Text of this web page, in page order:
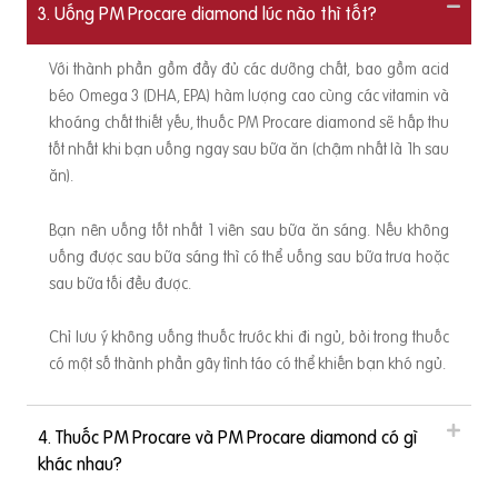
3. Uống PM Procare diamond lúc nào thì tốt?
Với thành phần gồm đầy đủ các dưỡng chất, bao gồm acid
béo Omega 3 (DHA, EPA) hàm lượng cao cùng các vitamin và
khoáng chất thiết yếu, thuốc PM Procare diamond sẽ hấp thu
tốt nhất khi bạn uống ngay sau bữa ăn (chậm nhất là 1h sau
ăn).
Bạn nên uống tốt nhất 1 viên sau bữa ăn sáng. Nếu không
uống được sau bữa sáng thì có thể uống sau bữa trưa hoặc
sau bữa tối đều được.
Chỉ lưu ý không uống thuốc trước khi đi ngủ, bởi trong thuốc
có một số thành phần gây tỉnh táo có thể khiến bạn khó ngủ.
4. Thuốc PM Procare và PM Procare diamond có gì
khác nhau?